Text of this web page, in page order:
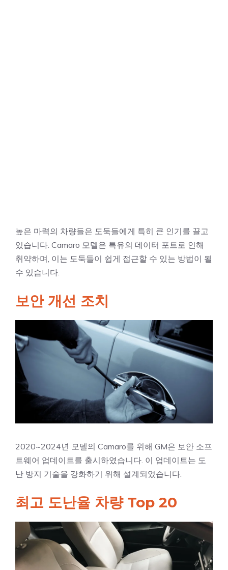
높은 마력의 차량들은 도둑들에게 특히 큰 인기를 끌고
있습니다. Camaro 모델은 특유의 데이터 포트로 인해
취약하며, 이는 도둑들이 쉽게 접근할 수 있는 방법이 될
수 있습니다.
보안 개선 조치
2020~2024년 모델의 Camaro를 위해 GM은 보안 소프
트웨어 업데이트를 출시하였습니다. 이 업데이트는 도
난 방지 기술을 강화하기 위해 설계되었습니다.
최고 도난율 차량 Top 20